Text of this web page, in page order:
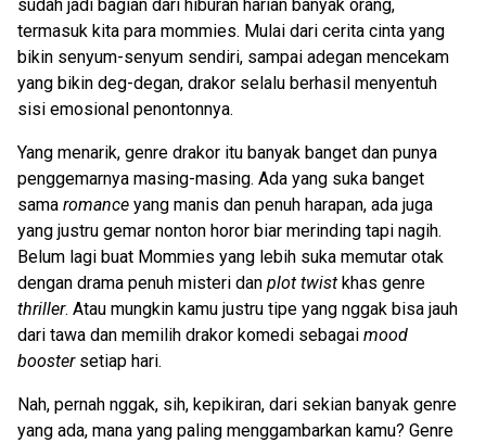
sudah jadi bagian dari hiburan harian banyak orang,
termasuk kita para mommies. Mulai dari cerita cinta yang
bikin senyum-senyum sendiri, sampai adegan mencekam
yang bikin deg-degan, drakor selalu berhasil menyentuh
sisi emosional penontonnya.
Yang menarik, genre drakor itu banyak banget dan punya
penggemarnya masing-masing. Ada yang suka banget
sama romance yang manis dan penuh harapan, ada juga
yang justru gemar nonton horor biar merinding tapi nagih.
Belum lagi buat Mommies yang lebih suka memutar otak
dengan drama penuh misteri dan plot twist khas genre
thriller. Atau mungkin kamu justru tipe yang nggak bisa jauh
dari tawa dan memilih drakor komedi sebagai mood
boostersetiap hari.
Nah, pernah nggak, sih, kepikiran, dari sekian banyak genre
yang ada, mana yang paling menggambarkan kamu? Genre